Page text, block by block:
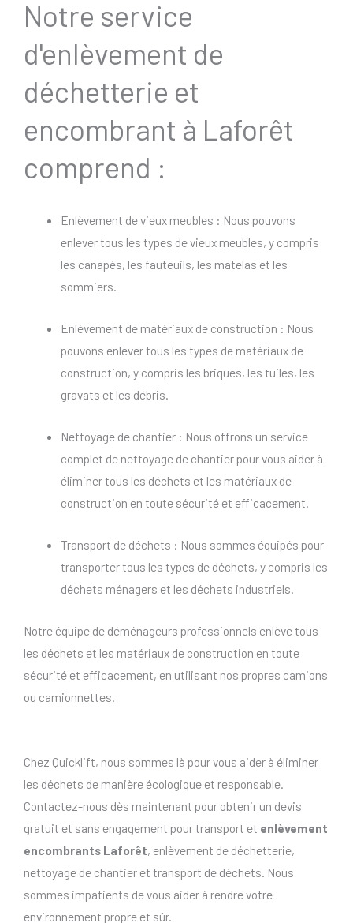
Notre service
d'enlèvement de
déchetterie et
encombrant à Laforêt
comprend :
Enlèvement de vieux meubles : Nous pouvons
enlever tous les types de vieux meubles, y compris
les canapés, les fauteuils, les matelas et les
sommiers.
Enlèvement de matériaux de construction : Nous
pouvons enlever tous les types de matériaux de
construction, y compris les briques, les tuiles, les
gravats et les débris.
Nettoyage de chantier : Nous offrons un service
complet de nettoyage de chantier pour vous aider à
éliminer tous les déchets et les matériaux de
construction en toute sécurité et efficacement.
Transport de déchets : Nous sommes équipés pour
transporter tous les types de déchets, y compris les
déchets ménagers et les déchets industriels.
Notre équipe de déménageurs professionnels enlève tous
les déchets et les matériaux de construction en toute
sécurité et efficacement, en utilisant nos propres camions
ou camionnettes.
Chez Quicklift, nous sommes là pour vous aider à éliminer
les déchets de manière écologique et responsable.
Contactez-nous dès maintenant pour obtenir un devis
gratuit et sans engagement pour transport et enlèvement
encombrants Laforêt, enlèvement de déchetterie,
nettoyage de chantier et transport de déchets. Nous
sommes impatients de vous aider à rendre votre
environnement propre et sûr.